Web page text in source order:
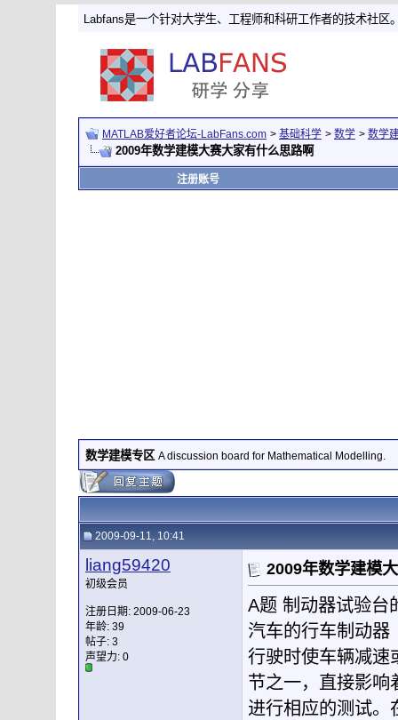
Labfans是一个针对大学生、工程师和科研工作者的技术社区
MATLAB爱好者论坛-LabFans.com > 基础科学 > 数学 > 数学
2009年数学建模大赛大家有什么思路啊
注册账号
数学建模专区 A discussion board for Mathematical Modelling.
2009-09-11, 10:41
liang59420
初级会员
注册日期: 2009-06-23
年龄: 39
帖子: 3
声望力: 0
2009年数学建模
A题 制动器试验台
汽车的行车制动器
行驶时使车辆减速
节之一，直接影响
进行相应的测试。